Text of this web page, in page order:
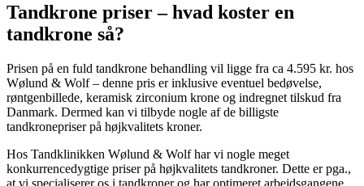
Tandkrone priser – hvad koster en
tandkrone så?
Prisen på en fuld tandkrone behandling vil ligge fra ca 4.595 kr. hos
Wølund & Wolf – denne pris er inklusive eventuel bedøvelse,
røntgenbillede, keramisk zirconium krone og indregnet tilskud fra
Danmark. Dermed kan vi tilbyde nogle af de billigste
tandkronepriser på højkvalitets kroner.
Hos Tandklinikken Wølund & Wolf har vi nogle meget
konkurrencedygtige priser på højkvalitets tandkroner. Dette er pga.,
at vi specialiserer os i tandkroner og har optimeret arbejdsgangene